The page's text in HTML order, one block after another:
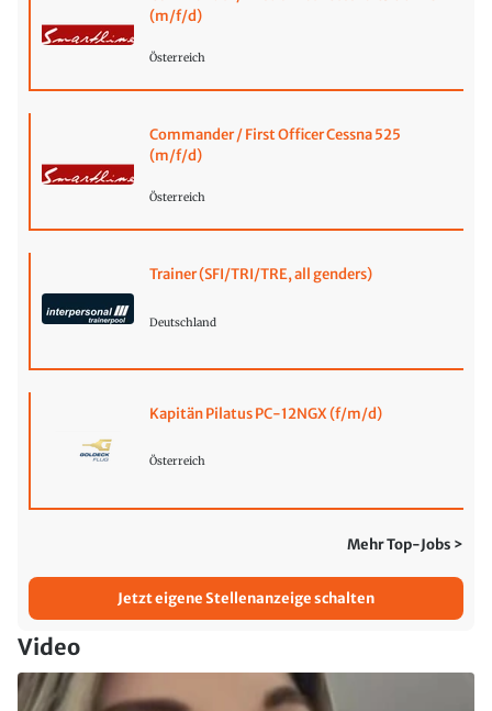
(m/f/d)
Österreich
Commander / First Officer Cessna 525
(m/f/d)
Österreich
Trainer (SFI/TRI/TRE, all genders)
Deutschland
Kapitän Pilatus PC-12NGX (f/m/d)
Österreich
Mehr Top-Jobs >
Jetzt eigene Stellenanzeige schalten
Video